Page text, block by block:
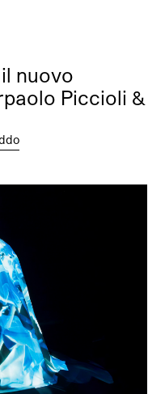
nuovo
Piccioli &